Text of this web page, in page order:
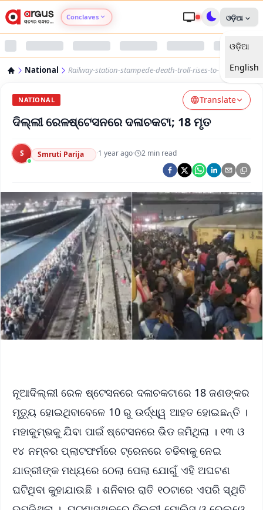
Conclaves
Argus Nari Shakti
Argus Swaad Odisha
Argus Chalo Dekhein Apna Desh
ଓଡ଼ିଆ
ଓଡ଼ିଆ
English
National Railway-station-stampede-death-troll-rises-to-18
NATIONAL Translate
ଦିଲ୍ଲୀ ରେଳଷ୍ଟେସନରେ ଦଳାଚକଟା; 18 ମୃତ
S Smruti Parija ·1 year ago· 2 min read
ନୂଆଦିଲ୍ଲୀ ରେଳ ଷ୍ଟେସନରେ ଦଳାଚକଟାରେ 18 ଜଣଙ୍କର
ମୃତ୍ୟୁ ହୋଇଥିବାବେଳେ 10 ରୁ ଉର୍ଦ୍ଧ୍ୱ ଆହତ ହୋଇଛନ୍ତି ।
ମହାକୁମ୍ଭକୁ ଯିବା ପାଇଁ ଷ୍ଟେସନରେ ଭିଡ ଜମିଥିଲା । ୧୩ ଓ
୧୪ ନମ୍ବର ପ୍ଲାଟଫର୍ମରେ ଟ୍ରେନରେ ଚଢିବାକୁ ନେଇ
ଯାତ୍ରୀଙ୍କ ମଧ୍ୟରେ ଠେଲା ପେଲା ଯୋଗୁଁ ଏହି ଅଘଟଣ
ଘଟିଥିବା କୁହାଯାଉଛି । ଶନିବାର ରାତି ୧୦ଟାରେ ଏପରି ସ୍ଥିତି